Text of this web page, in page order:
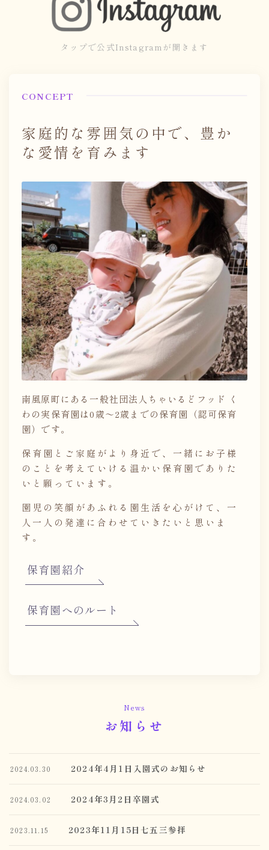
タップで公式Instagramが開きます
CONCEPT
家庭的な雰囲気の中で、豊か
な愛情を育みます
南風原町にある一般社団法人ちゃいるどフッド く
わの実保育園は0歳～2歳までの保育園（認可保育
園）です。
保育園とご家庭がより身近で、一緒にお子様
のことを考えていける温かい保育園でありた
いと願っています。
園児の笑顔があふれる園生活を心がけて、一
人一人の発達に合わせていきたいと思いま
す。
保育園紹介
保育園へのルート
News
お知らせ
2024年4月1日入園式のお知らせ
2024.03.30
2024年3月2日卒園式
2024.03.02
2023年11月15日七五三参拝
2023.11.15